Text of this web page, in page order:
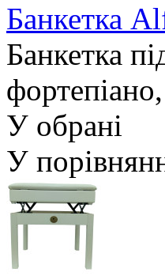
Банкетка
Банкетка
У обрані
У